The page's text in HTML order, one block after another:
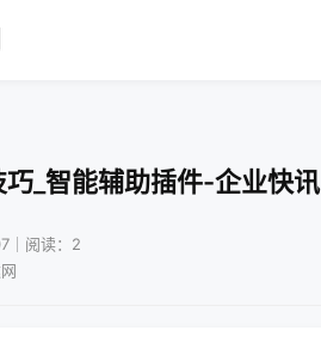
_智能辅助插件-企业快讯
｜阅读：2